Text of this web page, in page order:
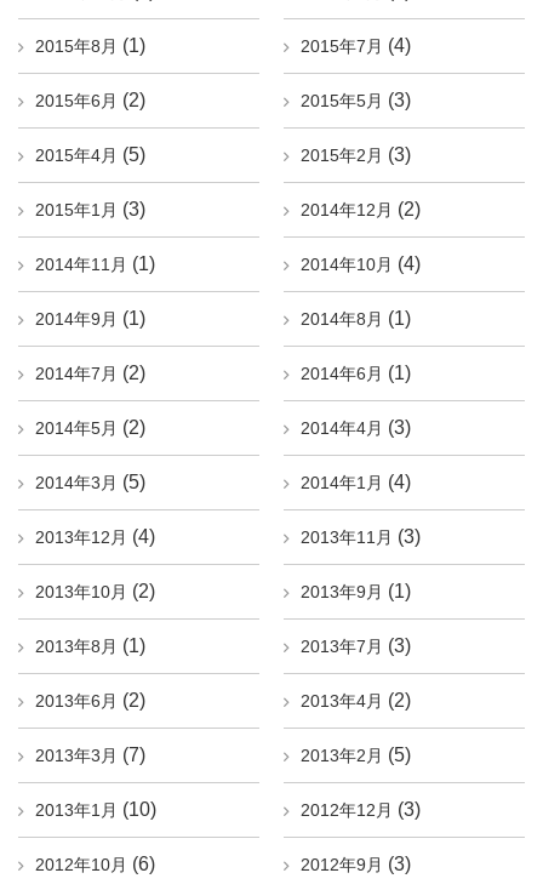
2015年8月 (1) 2015年7月 (4)
2015年6月 (2) 2015年5月 (3)
2015年4月 (5) 2015年2月 (3)
2015年1月 (3) 2014年12月 (2)
2014年11月 (1) 2014年10月 (4)
2014年9月 (1) 2014年8月 (1)
2014年7月 (2) 2014年6月 (1)
2014年5月 (2) 2014年4月 (3)
2014年3月 (5) 2014年1月 (4)
2013年12月 (4) 2013年11月 (3)
2013年10月 (2) 2013年9月 (1)
2013年8月 (1) 2013年7月 (3)
2013年6月 (2) 2013年4月 (2)
2013年3月 (7) 2013年2月 (5)
2013年1月 (10) 2012年12月 (3)
2012年10月 (6) 2012年9月 (3)